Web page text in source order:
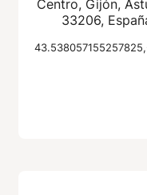
Centro, Gijón,
33206,